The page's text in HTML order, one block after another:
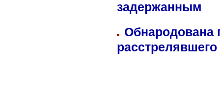
задержанным
Обнародована